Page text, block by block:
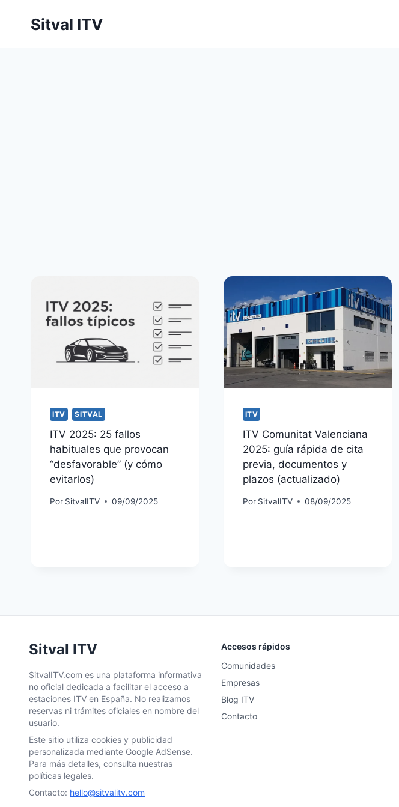
Sitval ITV
ITV SITVAL
ITV 2025: 25 fallos
habituales que provocan
“desfavorable” (y cómo
evitarlos)
Por SitvalITV 09/09/2025
ITV
ITV Comunitat Valenciana
2025: guía rápida de cita
previa, documentos y
plazos (actualizado)
Por SitvalITV 08/09/2025
Sitval ITV
SitvalITV.com es una plataforma informativa
no oficial dedicada a facilitar el acceso a
estaciones ITV en España. No realizamos
reservas ni trámites oficiales en nombre del
usuario.
Este sitio utiliza cookies y publicidad
personalizada mediante Google AdSense.
Para más detalles, consulta nuestras
políticas legales.
Contacto: hello@sitvalitv.com
Accesos rápidos
Comunidades
Empresas
Blog ITV
Contacto